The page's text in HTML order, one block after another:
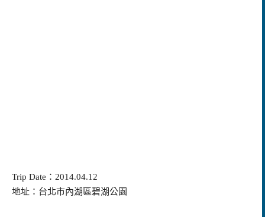
Trip Date：2014.04.12
地址：台北市內湖區碧湖公園